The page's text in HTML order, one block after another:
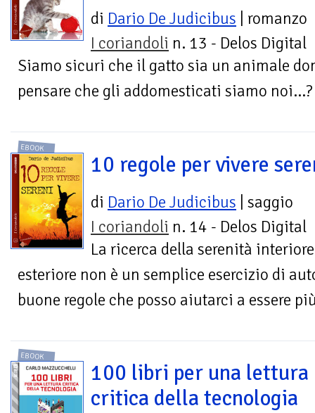
di Dario De Judicibus | romanzo
I coriandoli n. 13 - Delos Digital
Siamo sicuri che il gatto sia un animale
pensare che gli addomesticati siamo noi...?
EBOOK
10 regole per vivere
di Dario De Judicibus | saggio
I coriandoli n. 14 - Delos Digital
La ricerca della serenità
esteriore non è un semplice esercizio di
buone regole che posso aiutarci a essere
EBOOK
100 libri per una lettura
critica della tecnologia